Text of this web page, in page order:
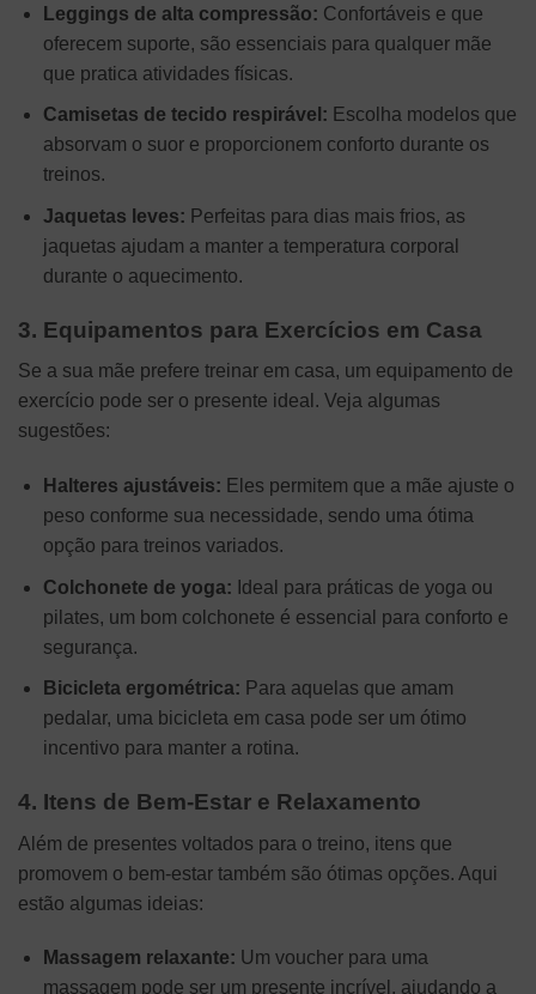
Leggings de alta compressão: Confortáveis e que
oferecem suporte, são essenciais para qualquer mãe
que pratica atividades físicas.
Camisetas de tecido respirável: Escolha modelos que
absorvam o suor e proporcionem conforto durante os
treinos.
Jaquetas leves: Perfeitas para dias mais frios, as
jaquetas ajudam a manter a temperatura corporal
durante o aquecimento.
3. Equipamentos para Exercícios em Casa
Se a sua mãe prefere treinar em casa, um equipamento de
exercício pode ser o presente ideal. Veja algumas
sugestões:
Halteres ajustáveis: Eles permitem que a mãe ajuste o
peso conforme sua necessidade, sendo uma ótima
opção para treinos variados.
Colchonete de yoga: Ideal para práticas de yoga ou
pilates, um bom colchonete é essencial para conforto e
segurança.
Bicicleta ergométrica: Para aquelas que amam
pedalar, uma bicicleta em casa pode ser um ótimo
incentivo para manter a rotina.
4. Itens de Bem-Estar e Relaxamento
Além de presentes voltados para o treino, itens que
promovem o bem-estar também são ótimas opções. Aqui
estão algumas ideias:
Massagem relaxante: Um voucher para uma
massagem pode ser um presente incrível, ajudando a